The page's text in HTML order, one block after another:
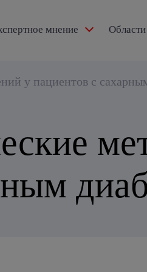
мнение
у пациентов с